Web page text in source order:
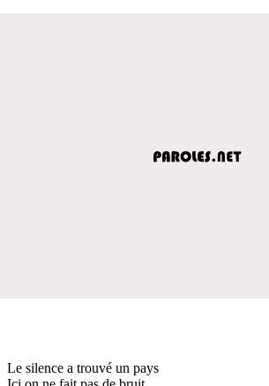
Le silence a trouvé un pays